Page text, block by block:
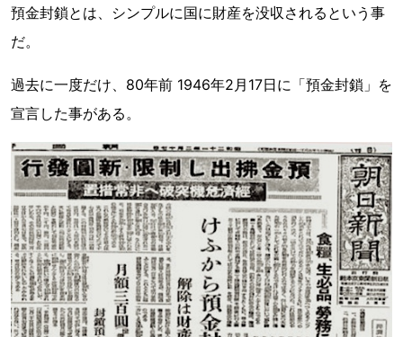
預金封鎖とは、シンプルに国に財産を没収されるという事
だ。
過去に一度だけ、80年前 1946年2月17日に「預金封鎖」を
宣言した事がある。